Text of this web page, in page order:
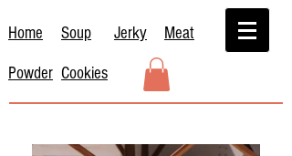
Home Soup Jerky Meat
Powder Cookies